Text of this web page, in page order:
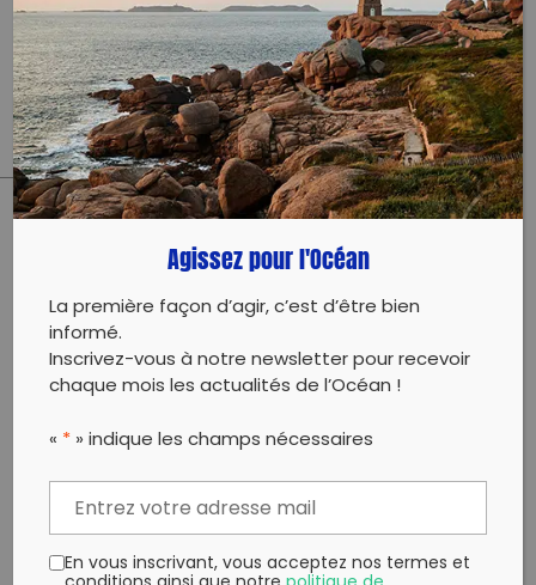
Toutes les infos pratiques sur notre site internet :
http://lesmainsdanslesable.com/
PARTAGER CET ARTICLE:
Partager sur Facebook
Twitter
Copy to clipboard
Agissez pour l'Océan
La première façon d’agir, c’est d’être bien
informé.
Inscrivez-vous à notre newsletter pour recevoir
chaque mois les actualités de l’Océan !
« * » indique les champs nécessaires
En vous inscrivant, vous acceptez nos termes et